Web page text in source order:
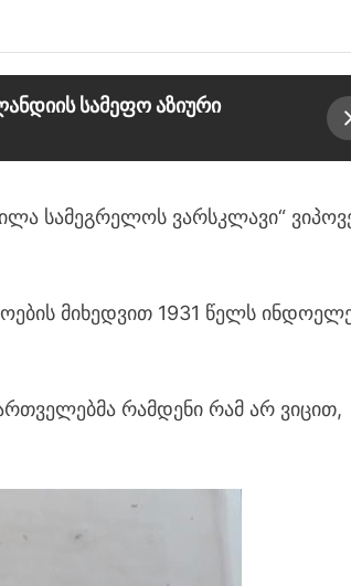
სამეფო აზიური
სამეგრელოს ვარსკლავი“
მიხედვით 1931 წელს
რამდენი რამ არ ვიცით,